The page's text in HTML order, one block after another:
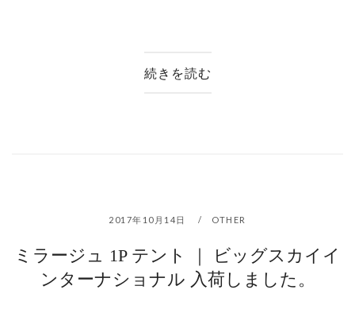
続きを読む
2017年10月14日 OTHER
ミラージュ 1P テント ｜ ビッグスカイイ
ンターナショナル 入荷しました。